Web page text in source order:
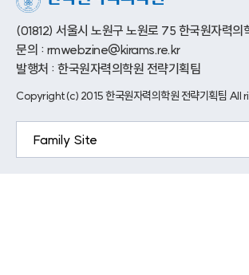
(01812) 서울시 노원구 노원로 75 한국원자력의
문의 : rmwebzine@kirams.re.kr
발행처 : 한국원자력의학원 전략기획팀
Copyright(c) 2015 한국원자력의학원 전략기획팀
Family Site